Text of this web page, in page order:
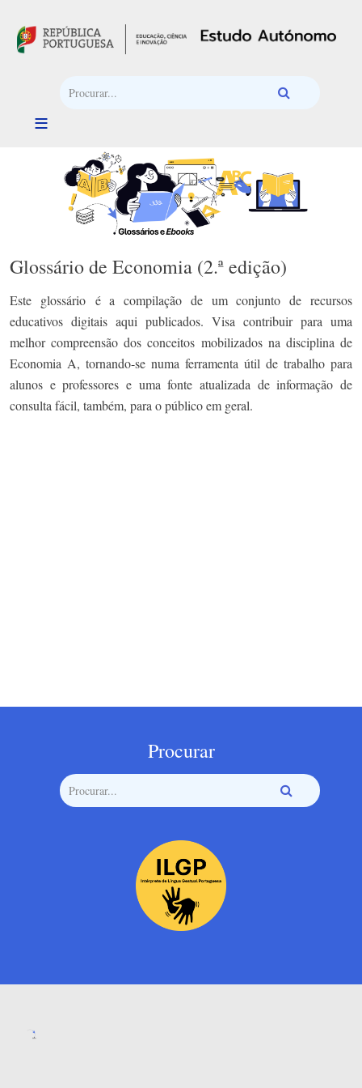
Glossário de Economia (2.ª edição)
Este glossário é a compilação de um conjunto de recursos
educativos digitais aqui publicados. Visa contribuir para uma
melhor compreensão dos conceitos mobilizados na disciplina de
Economia A, tornando-se numa ferramenta útil de trabalho para
alunos e professores e uma fonte atualizada de informação de
consulta fácil, também, para o público em geral.
Procurar